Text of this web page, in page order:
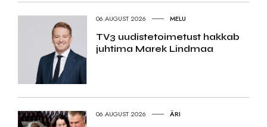
06.AUGUST 2026 MELU
TV3 uudistetoimetust hakkab
juhtima Marek Lindmaa
06.AUGUST 2026 ÄRI